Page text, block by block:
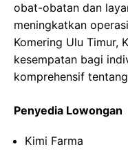
obat-obatan dan
meningkatkan
Komering Ulu Timur,
kesempatan bagi
komprehensif
Penyedia Lowongan
Kimi Farma